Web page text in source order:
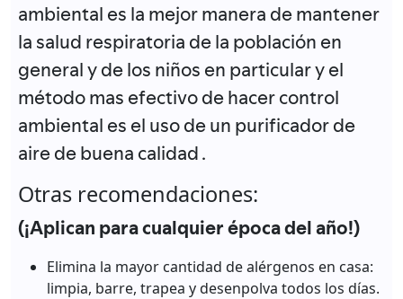
ambiental es la mejor manera de mantener
la salud respiratoria de la población en
general y de los niños en particular y el
método mas efectivo de hacer control
ambiental es el uso de un purificador de
aire de buena calidad .
Otras recomendaciones:
(¡Aplican para cualquier época del año!)
Elimina la mayor cantidad de alérgenos en casa:
limpia, barre, trapea y desenpolva todos los días.